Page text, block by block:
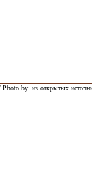
Photo by: из открытых